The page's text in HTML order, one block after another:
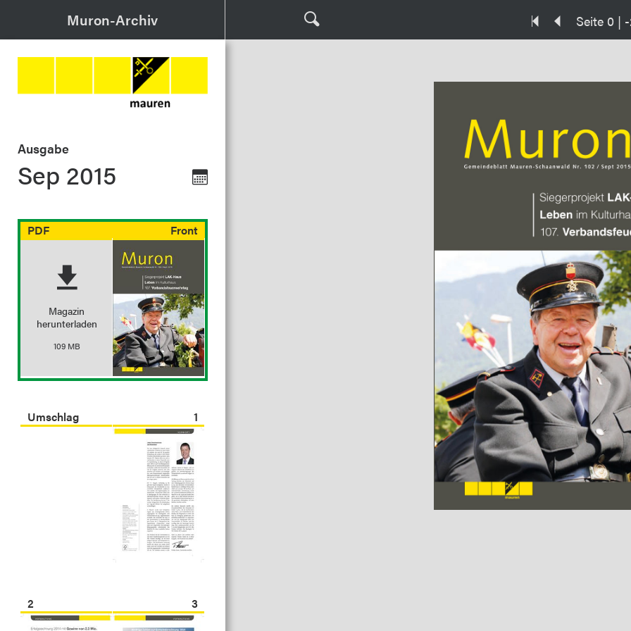
Muron-Archiv Seite 0 |
Ausgabe
Sep 2015
PDF
Magazin
herunterladen
109 MB
Front
Umschlag 1
2 3